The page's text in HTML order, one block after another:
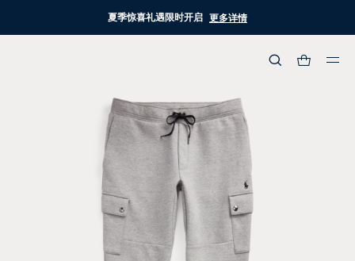
夏季惊喜礼遇限时开启 更多详情